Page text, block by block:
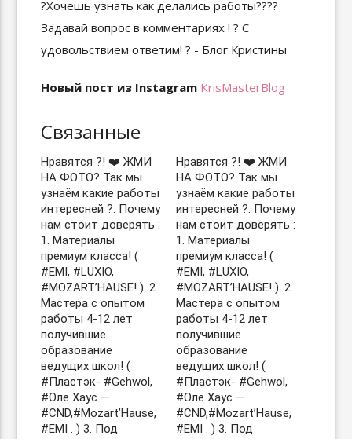
Новый пост из Instagram KrisMasterBlog
Связанные
Нравятся ?! ❤️ ЖМИ
НА ФОТО? Так мы
узнаём какие работы
интересней ?. Почему
нам стоит доверять :
1. Материалы
премиум класса! (
#EMI, #LUXIO,
#MOZART’HAUSE! ). 2.
Мастера с опытом
работы 4-12 лет
получившие
образование
ведущих школ! (
#Пластэк- #Gehwol,
#Оле Хаус —
#CND,#Mozart’Hause,
#EMI . ) 3. Под
Нравятся ?! ❤️ ЖМИ
НА ФОТО? Так мы
узнаём какие работы
интересней ?. Почему
нам стоит доверять :
1. Материалы
премиум класса! (
#EMI, #LUXIO,
#MOZART’HAUSE! ). 2.
Мастера с опытом
работы 4-12 лет
получившие
образование
ведущих школ! (
#Пластэк- #Gehwol,
#Оле Хаус —
#CND,#Mozart’Hause,
#EMI . ) 3. Под